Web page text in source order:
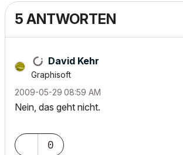
5 ANTWORTEN
David Kehr
Graphisoft
‎2009-05-29 08:59 AM
Nein, das geht nicht.
0